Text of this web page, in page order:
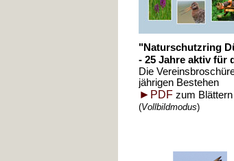
"Naturschutzring
- 25 Jahre aktiv für
Die
jährigen Bestehen
► PDF zum Blättern
(Vollbildmodus)